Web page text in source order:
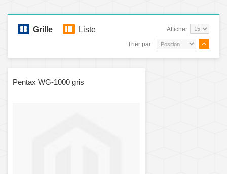
Grille Liste Afficher
Trier par
Pentax WG-1000 gris